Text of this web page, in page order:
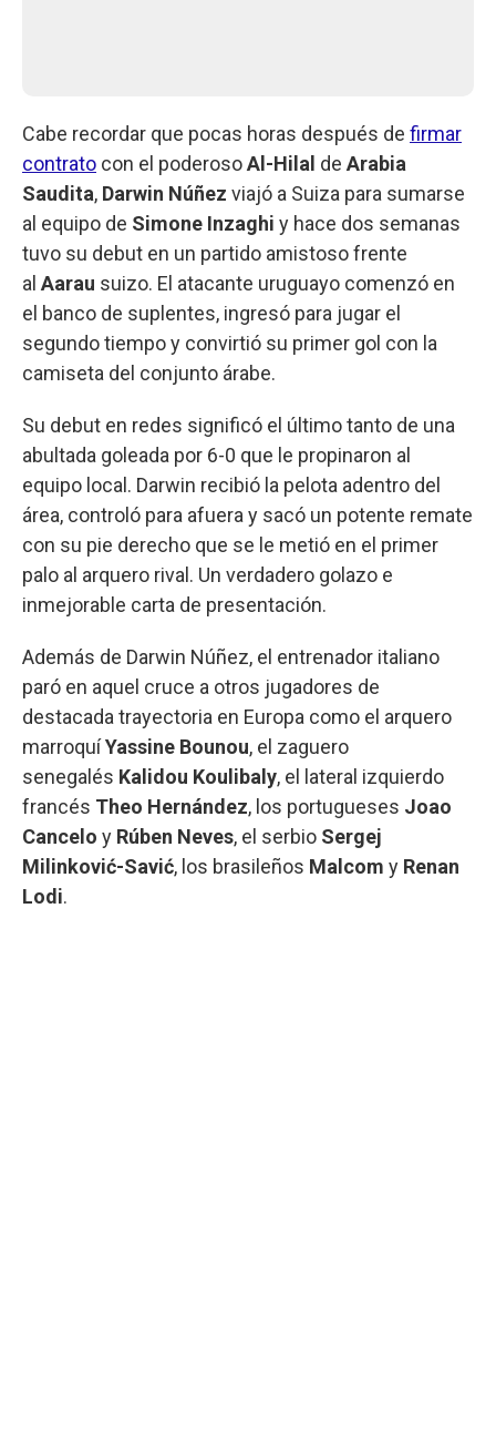
Cabe recordar que pocas horas después de firmar
contrato con el poderosoAl-Hilal de Arabia
Saudita, Darwin Núñez viajó a Suiza para sumarse
al equipo de Simone Inzaghi y hace dos semanas
tuvo su debut en un partido amistoso frente
al Aarau suizo. El atacante uruguayo comenzó en
el banco de suplentes, ingresó para jugar el
segundo tiempo y convirtió su primer gol con la
camiseta del conjunto árabe.
Su debut en redes significó el último tanto de una
abultada goleada por 6-0 que le propinaron al
equipo local. Darwin recibió la pelota adentro del
área, controló para afuera y sacó un potente remate
con su pie derecho que se le metió en el primer
palo al arquero rival. Un verdadero golazo e
inmejorable carta de presentación.
Además de Darwin Núñez, el entrenador italiano
paró en aquel cruce a otros jugadores de
destacada trayectoria en Europa como el arquero
marroquíYassine Bounou, el zaguero
senegalés Kalidou Koulibaly, el lateral izquierdo
francés Theo Hernández, los portugueses Joao
Cancelo y Rúben Neves, el serbio Sergej
Milinković-Savić, los brasileños Malcom y Renan
Lodi.